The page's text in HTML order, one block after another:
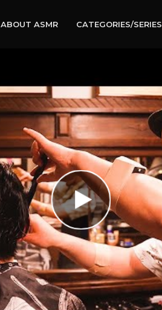
ABOUT ASMR CATEGORIES/SERIES